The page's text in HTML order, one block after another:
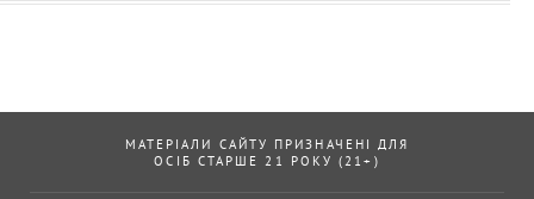
МАТЕРІАЛИ САЙТУ ПРИЗНАЧЕНІ ДЛЯ
ОСІБ СТАРШЕ 21 РОКУ (21+)